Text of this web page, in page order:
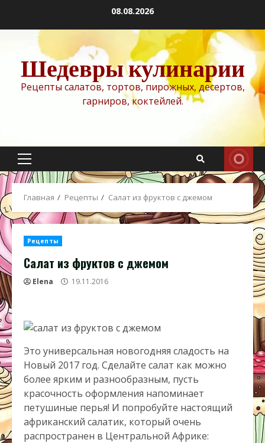
содержимому
08.08.2026
Шедевры кулинарии
Рецепты салатов, тортов, пирожных, десертов,
гарниров, коктейлей.
Основное
меню
Главная Рецепты Салат из фруктов с джемом
Рецепты
Салат из фруктов с джемом
Elena 19.11.2016
Это универсальная новогодняя сладость на
Новый 2017 год. Сделайте салат как можно
более ярким и разнообразным, пусть
красочность оформления напоминает
петушиные перья! И попробуйте настоящий
африканский салатик, который очень
распространен в Центральной Африке: